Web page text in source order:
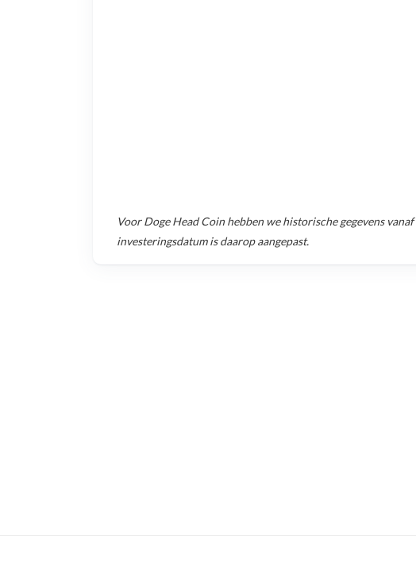
VoorDoge Head Coinhebben we historische gegevens vanaf
investeringsdatum is daarop aangepast.